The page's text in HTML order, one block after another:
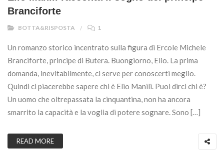
Branciforte
BOTTA&RISPOSTA 1
Un romanzo storico incentrato sulla figura di Ercole Michele
Branciforte, principe di Butera. Buongiorno, Elio. La prima
domanda, inevitabilmente, ci serve per conoscerti meglio.
Quindi ci piacerebbe sapere chi è Elio Manili. Puoi dirci chi è?
Un uomo che oltrepassata la cinquantina, non ha ancora
smarrito la capacità e la voglia di potere sognare. Sono […]
READ MORE